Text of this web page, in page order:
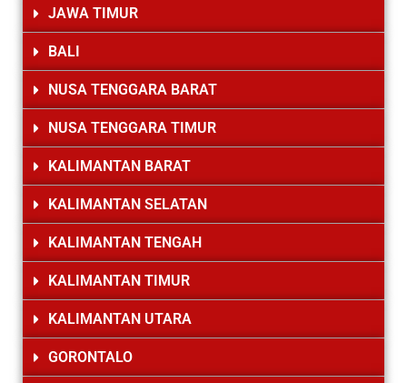
JAWA TIMUR
BALI
NUSA TENGGARA BARAT
NUSA TENGGARA TIMUR
KALIMANTAN BARAT
KALIMANTAN SELATAN
KALIMANTAN TENGAH
KALIMANTAN TIMUR
KALIMANTAN UTARA
GORONTALO